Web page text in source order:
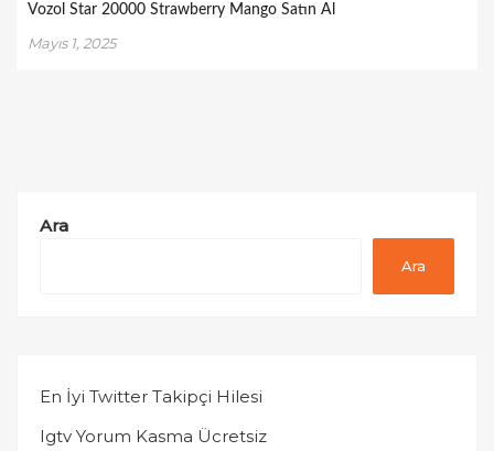
Vozol Star 20000 Strawberry Mango Satın Al
Mayıs 1, 2025
Ara
Ara
En İyi Twitter Takipçi Hilesi
Igtv Yorum Kasma Ücretsiz